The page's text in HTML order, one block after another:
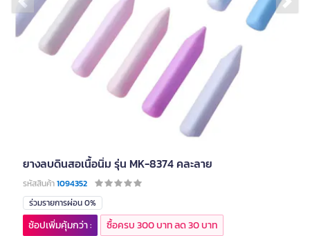
Previous slide
ยางลบดินสอเนื้อนิ่ม รุ่น MK-8374 คละลาย
รหัสสินค้า1094352
ร่วมรายการผ่อน 0%
ช้อปเพิ่มคุ้มกว่า : ซื้อครบ 300 บาท ลด 30 บาท